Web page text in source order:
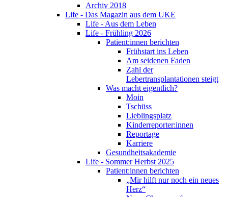
Archiv 2018
Life - Das Magazin aus dem UKE
Life - Aus dem Leben
Life - Frühling 2026
Patient:innen berichten
Frühstart ins Leben
Am seidenen Faden
Zahl der
Lebertransplantationen steigt
Was macht eigentlich?
Moin
Tschüss
Lieblingsplatz
Kinderreporter:innen
Reportage
Karriere
Gesundheitsakademie
Life - Sommer Herbst 2025
Patient:innen berichten
„Mir hilft nur noch ein neues
Herz“